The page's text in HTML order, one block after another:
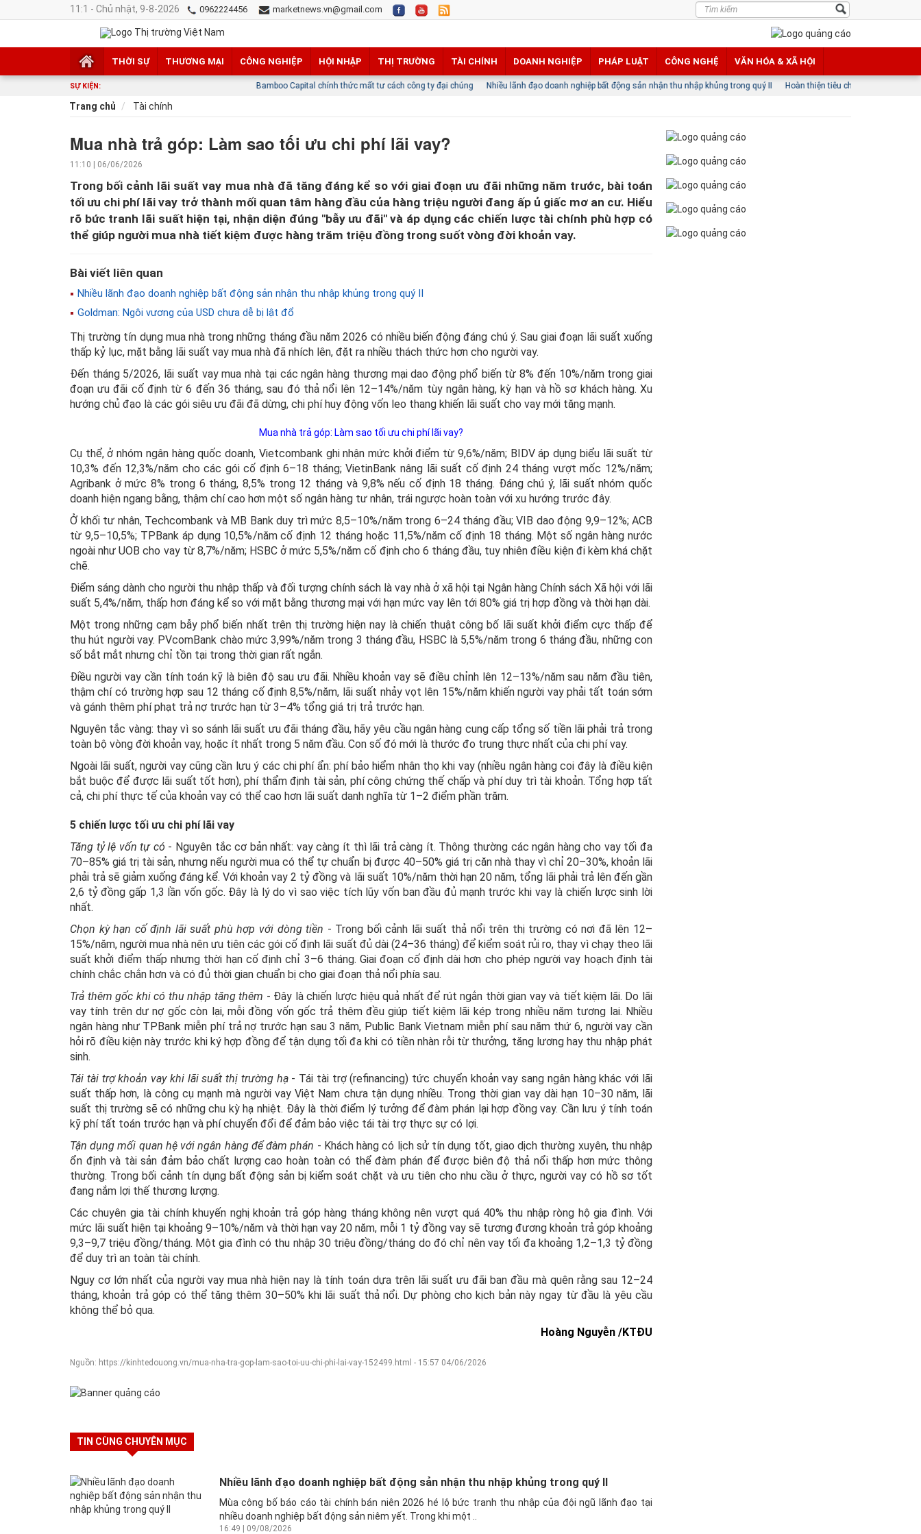
11:1 - Chủ nhật, 9-8-2026 0962224456 marketnews.vn@gmail.com
THỜI SỰ THƯƠNG MẠI CÔNG NGHIỆP HỘI NHẬP THỊ TRƯỜNG TÀI CHÍNH DOANH NGHIỆP PHÁP LUẬT CÔNG NGHỆ VĂN HÓA & XÃ HỘI
SỰ KIỆN: Bamboo Capital chính thức mất tư cách công ty đại chúng Nhiều lãnh đạo doanh nghiệp bất động sản nhận thu nhập khủng trong quý II Hoàn thiện tiêu chuẩn, hạ tầng chất lượng thúc đẩy
Trang chủ Tài chính
Mua nhà trả góp: Làm sao tối ưu chi phí lãi vay?
11:10 | 06/06/2026
Trong bối cảnh lãi suất vay mua nhà đã tăng đáng kể so với giai đoạn ưu đãi những năm trước, bài toán
tối ưu chi phí lãi vay trở thành mối quan tâm hàng đầu của hàng triệu người đang ấp ủ giấc mơ an cư. Hiểu
rõ bức tranh lãi suất hiện tại, nhận diện đúng ''bẫy ưu đãi'' và áp dụng các chiến lược tài chính phù hợp có
thể giúp người mua nhà tiết kiệm được hàng trăm triệu đồng trong suốt vòng đời khoản vay.
Bài viết liên quan
Nhiều lãnh đạo doanh nghiệp bất động sản nhận thu nhập khủng trong quý II
Goldman: Ngôi vương của USD chưa dễ bị lật đổ
Thị trường tín dụng mua nhà trong những tháng đầu năm 2026 có nhiều biến động đáng chú ý. Sau giai đoạn lãi suất xuống
thấp kỷ lục, mặt bằng lãi suất vay mua nhà đã nhích lên, đặt ra nhiều thách thức hơn cho người vay.
Đến tháng 5/2026, lãi suất vay mua nhà tại các ngân hàng thương mại dao động phổ biến từ 8% đến 10%/năm trong giai
đoạn ưu đãi cố định từ 6 đến 36 tháng, sau đó thả nổi lên 12–14%/năm tùy ngân hàng, kỳ hạn và hồ sơ khách hàng. Xu
hướng chủ đạo là các gói siêu ưu đãi đã dừng, chi phí huy động vốn leo thang khiến lãi suất cho vay mới tăng mạnh.
Mua nhà trả góp: Làm sao tối ưu chi phí lãi vay?
Cụ thể, ở nhóm ngân hàng quốc doanh, Vietcombank ghi nhận mức khởi điểm từ 9,6%/năm; BIDV áp dụng biểu lãi suất từ
10,3% đến 12,3%/năm cho các gói cố định 6–18 tháng; VietinBank nâng lãi suất cố định 24 tháng vượt mốc 12%/năm;
Agribank ở mức 8% trong 6 tháng, 8,5% trong 12 tháng và 9,8% nếu cố định 18 tháng. Đáng chú ý, lãi suất nhóm quốc
doanh hiện ngang bằng, thậm chí cao hơn một số ngân hàng tư nhân, trái ngược hoàn toàn với xu hướng trước đây.
Ở khối tư nhân, Techcombank và MB Bank duy trì mức 8,5–10%/năm trong 6–24 tháng đầu; VIB dao động 9,9–12%; ACB
từ 9,5–10,5%; TPBank áp dụng 10,5%/năm cố định 12 tháng hoặc 11,5%/năm cố định 18 tháng. Một số ngân hàng nước
ngoài như UOB cho vay từ 8,7%/năm; HSBC ở mức 5,5%/năm cố định cho 6 tháng đầu, tuy nhiên điều kiện đi kèm khá chặt
chẽ.
Điểm sáng dành cho người thu nhập thấp và đối tượng chính sách là vay nhà ở xã hội tại Ngân hàng Chính sách Xã hội với lãi
suất 5,4%/năm, thấp hơn đáng kể so với mặt bằng thương mại với hạn mức vay lên tới 80% giá trị hợp đồng và thời hạn dài.
Một trong những cạm bẫy phổ biến nhất trên thị trường hiện nay là chiến thuật công bố lãi suất khởi điểm cực thấp để
thu hút người vay. PVcomBank chào mức 3,99%/năm trong 3 tháng đầu, HSBC là 5,5%/năm trong 6 tháng đầu, những con
số bắt mắt nhưng chỉ tồn tại trong thời gian rất ngắn.
Điều người vay cần tính toán kỹ là biên độ sau ưu đãi. Nhiều khoản vay sẽ điều chỉnh lên 12–13%/năm sau năm đầu tiên,
thậm chí có trường hợp sau 12 tháng cố định 8,5%/năm, lãi suất nhảy vọt lên 15%/năm khiến người vay phải tất toán sớm
và gánh thêm phí phạt trả nợ trước hạn từ 3–4% tổng giá trị trả trước hạn.
Nguyên tắc vàng: thay vì so sánh lãi suất ưu đãi tháng đầu, hãy yêu cầu ngân hàng cung cấp tổng số tiền lãi phải trả trong
toàn bộ vòng đời khoản vay, hoặc ít nhất trong 5 năm đầu. Con số đó mới là thước đo trung thực nhất của chi phí vay.
Ngoài lãi suất, người vay cũng cần lưu ý các chi phí ẩn: phí bảo hiểm nhân thọ khi vay (nhiều ngân hàng coi đây là điều kiện
bắt buộc để được lãi suất tốt hơn), phí thẩm định tài sản, phí công chứng thế chấp và phí duy trì tài khoản. Tổng hợp tất
cả, chi phí thực tế của khoản vay có thể cao hơn lãi suất danh nghĩa từ 1–2 điểm phần trăm.
5 chiến lược tối ưu chi phí lãi vay
Tăng tỷ lệ vốn tự có - Nguyên tắc cơ bản nhất: vay càng ít thì lãi trả càng ít. Thông thường các ngân hàng cho vay tối đa
70–85% giá trị tài sản, nhưng nếu người mua có thể tự chuẩn bị được 40–50% giá trị căn nhà thay vì chỉ 20–30%, khoản lãi
phải trả sẽ giảm xuống đáng kể. Với khoản vay 2 tỷ đồng và lãi suất 10%/năm thời hạn 20 năm, tổng lãi phải trả lên đến gần
2,6 tỷ đồng gấp 1,3 lần vốn gốc. Đây là lý do vì sao việc tích lũy vốn ban đầu đủ mạnh trước khi vay là chiến lược sinh lời
nhất.
Chọn kỳ hạn cố định lãi suất phù hợp với dòng tiền - Trong bối cảnh lãi suất thả nổi trên thị trường có nơi đã lên 12–
15%/năm, người mua nhà nên ưu tiên các gói cố định lãi suất đủ dài (24–36 tháng) để kiểm soát rủi ro, thay vì chạy theo lãi
suất khởi điểm thấp nhưng thời hạn cố định chỉ 3–6 tháng. Giai đoạn cố định dài hơn cho phép người vay hoạch định tài
chính chắc chắn hơn và có đủ thời gian chuẩn bị cho giai đoạn thả nổi phía sau.
Trả thêm gốc khi có thu nhập tăng thêm - Đây là chiến lược hiệu quả nhất để rút ngắn thời gian vay và tiết kiệm lãi. Do lãi
vay tính trên dư nợ gốc còn lại, mỗi đồng vốn gốc trả thêm đều giúp tiết kiệm lãi kép trong nhiều năm tương lai. Nhiều
ngân hàng như TPBank miễn phí trả nợ trước hạn sau 3 năm, Public Bank Vietnam miễn phí sau năm thứ 6, người vay cần
hỏi rõ điều kiện này trước khi ký hợp đồng để tận dụng tối đa khi có tiền nhàn rỗi từ thưởng, tăng lương hay thu nhập phát
sinh.
Tái tài trợ khoản vay khi lãi suất thị trường hạ - Tái tài trợ (refinancing) tức chuyển khoản vay sang ngân hàng khác với lãi
suất thấp hơn, là công cụ mạnh mà người vay Việt Nam chưa tận dụng nhiều. Trong thời gian vay dài hạn 10–30 năm, lãi
suất thị trường sẽ có những chu kỳ hạ nhiệt. Đây là thời điểm lý tưởng để đàm phán lại hợp đồng vay. Cần lưu ý tính toán
kỹ phí tất toán trước hạn và phí chuyển đổi để đảm bảo việc tái tài trợ thực sự có lợi.
Tận dụng mối quan hệ với ngân hàng để đàm phán - Khách hàng có lịch sử tín dụng tốt, giao dịch thường xuyên, thu nhập
ổn định và tài sản đảm bảo chất lượng cao hoàn toàn có thể đàm phán để được biên độ thả nổi thấp hơn mức thông
thường. Trong bối cảnh tín dụng bất động sản bị kiểm soát chặt và ưu tiên cho nhu cầu ở thực, người vay có hồ sơ tốt
đang nắm lợi thế thương lượng.
Các chuyên gia tài chính khuyến nghị khoản trả góp hàng tháng không nên vượt quá 40% thu nhập ròng hộ gia đình. Với
mức lãi suất hiện tại khoảng 9–10%/năm và thời hạn vay 20 năm, mỗi 1 tỷ đồng vay sẽ tương đương khoản trả góp khoảng
9,3–9,7 triệu đồng/tháng. Một gia đình có thu nhập 30 triệu đồng/tháng do đó chỉ nên vay tối đa khoảng 1,2–1,3 tỷ đồng
để duy trì an toàn tài chính.
Nguy cơ lớn nhất của người vay mua nhà hiện nay là tính toán dựa trên lãi suất ưu đãi ban đầu mà quên rằng sau 12–24
tháng, khoản trả góp có thể tăng thêm 30–50% khi lãi suất thả nổi. Dự phòng cho kịch bản này ngay từ đầu là yêu cầu
không thể bỏ qua.
Hoàng Nguyễn /KTĐU
Nguồn: https://kinhtedouong.vn/mua-nha-tra-gop-lam-sao-toi-uu-chi-phi-lai-vay-152499.html - 15:57 04/06/2026
TIN CÙNG CHUYÊN MỤC
Nhiều lãnh đạo doanh nghiệp bất động sản nhận thu nhập khủng trong quý II
Mùa công bố báo cáo tài chính bán niên 2026 hé lộ bức tranh thu nhập của đội ngũ lãnh đạo tại
nhiều doanh nghiệp bất động sản niêm yết. Trong khi một ..
16:49 | 09/08/2026